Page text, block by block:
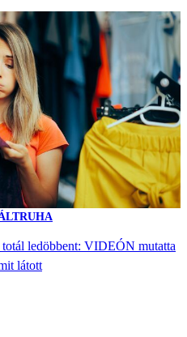
ledöbbent: VIDEÓN mutatta
látott